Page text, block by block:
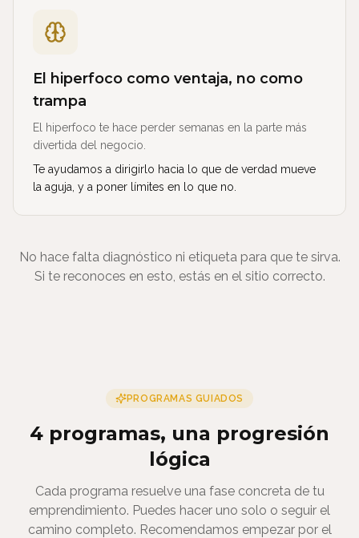
El hiperfoco como ventaja, no como
trampa
El hiperfoco te hace perder semanas en la parte más
divertida del negocio.
Te ayudamos a dirigirlo hacia lo que de verdad mueve
la aguja, y a poner límites en lo que no.
No hace falta diagnóstico ni etiqueta para que te sirva.
Si te reconoces en esto, estás en el sitio correcto.
PROGRAMAS GUIADOS
4 programas, una progresión
lógica
Cada programa resuelve una fase concreta de tu
emprendimiento. Puedes hacer uno solo o seguir el
camino completo. Recomendamos empezar por el